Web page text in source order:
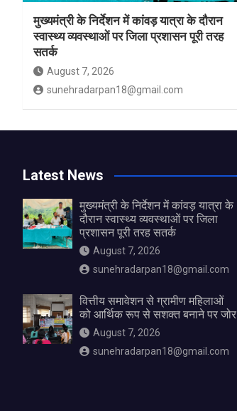
मुख्यमंत्री के निर्देशन में कांवड़ यात्रा के दौरान
स्वास्थ्य व्यवस्थाओं पर जिला प्रशासन पूरी तरह
सतर्क
August 7, 2026
sunehradarpan18@gmail.com
Latest News
मुख्यमंत्री के निर्देशन में कांवड़ यात्रा के
दौरान स्वास्थ्य व्यवस्थाओं पर जिला
प्रशासन पूरी तरह सतर्क
August 7, 2026
sunehradarpan18@gmail.com
वित्तीय समावेशन से ग्रामीण महिलाओं
को आर्थिक रूप से सशक्त बनाने पर जोर
August 7, 2026
sunehradarpan18@gmail.com